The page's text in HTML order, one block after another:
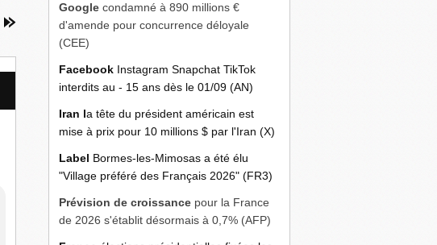
Google condamné à 890 millions €
d'amende pour concurrence déloyale
(CEE)
Facebook Instagram Snapchat TikTok
interdits au - 15 ans dès le 01/09 (AN)
Iran la tête du président américain est
mise à prix pour 10 millions $ par l'Iran (X)
Label Bormes-les-Mimosas a été élu
"Village préféré des Français 2026" (FR3)
Prévision de croissance pour la France
de 2026 s'établit désormais à 0,7% (AFP)